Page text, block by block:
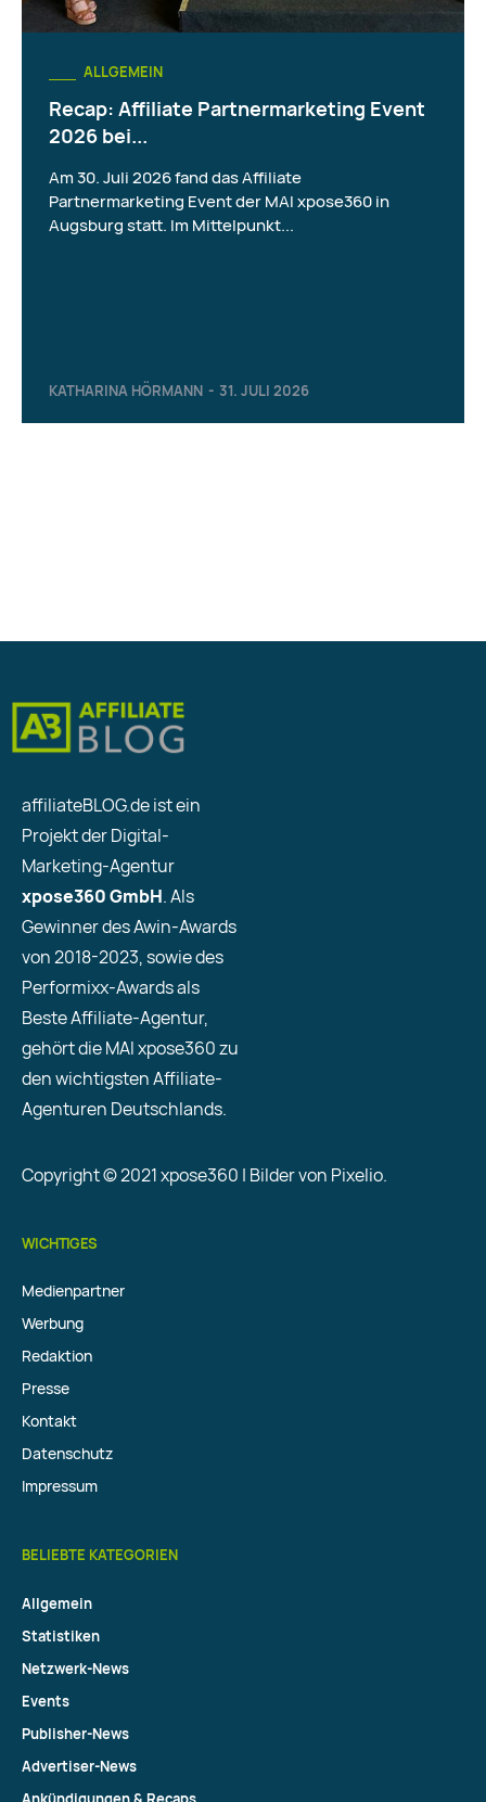
ALLGEMEIN
Recap: Affiliate Partnermarketing Event
2026 bei...
KATHARINA HÖRMANN - 31. JULI 2026
Am 30. Juli 2026 fand das Affiliate
Partnermarketing Event der MAI xpose360 in
Augsburg statt. Im Mittelpunkt...
affiliateBLOG.de ist ein
Projekt der Digital-
Marketing-Agentur
xpose360 GmbH. Als
Gewinner des Awin-Awards
von 2018-2023, sowie des
Performixx-Awards als
Beste Affiliate-Agentur,
gehört die MAI xpose360 zu
den wichtigsten Affiliate-
Agenturen Deutschlands.
Copyright © 2021 xpose360 | Bilder von Pixelio.
WICHTIGES
Medienpartner
Werbung
Redaktion
Presse
Kontakt
Datenschutz
Impressum
BELIEBTE KATEGORIEN
Allgemein
Statistiken
Netzwerk-News
Events
Publisher-News
Advertiser-News